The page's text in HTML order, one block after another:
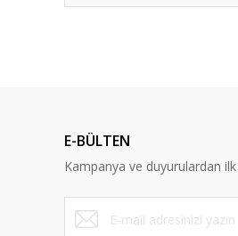
E-BÜLTEN
Kampanya ve duyurulardan